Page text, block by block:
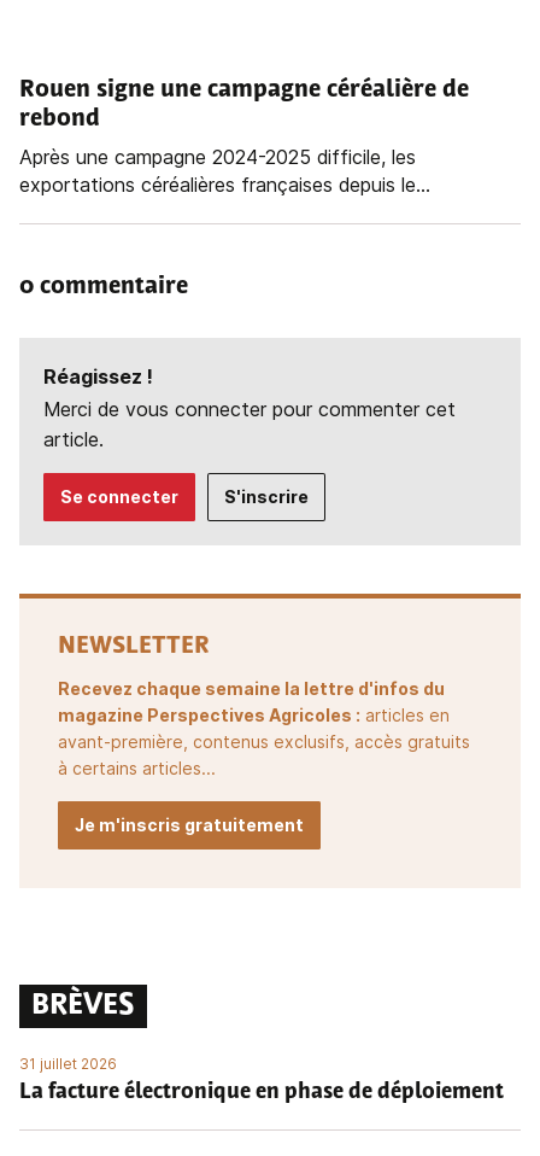
Rouen signe une campagne céréalière de
rebond
Après une campagne 2024-2025 difficile, les
exportations céréalières françaises depuis le...
0 commentaire
Réagissez !
Merci de vous connecter pour commenter cet
article.
Se connecter S'inscrire
NEWSLETTER
Recevez chaque semaine la lettre d'infos du
magazine Perspectives Agricoles : articles en
avant-première, contenus exclusifs, accès gratuits
à certains articles...
Je m'inscris gratuitement
BRÈVES
31 juillet 2026
La facture électronique en phase de déploiement